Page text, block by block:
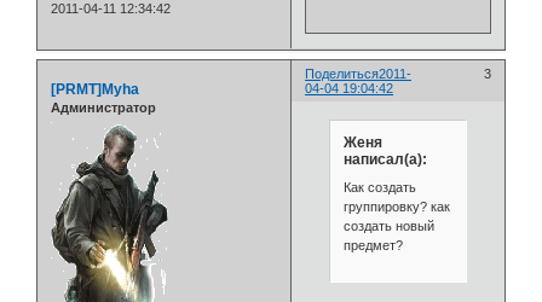
2011-04-11 12:34:42
Поделиться 3
2011-
04-04 19:04:42
[PRMT]Myha
Администратор
Женя
написал(а):
Как создать
группировку? как
создать новый
предмет?